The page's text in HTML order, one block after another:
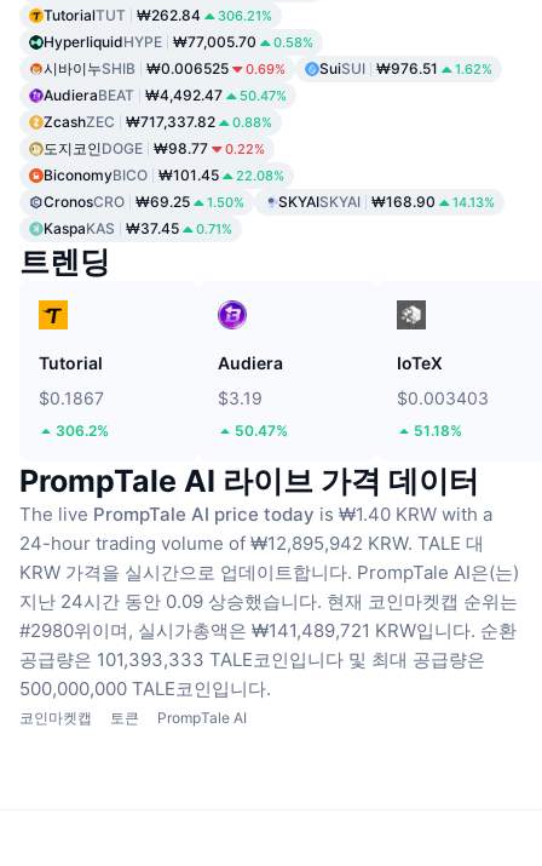
TutorialTUT ₩262.84 306.21%
HyperliquidHYPE ₩77,005.70 0.58%
시바이누SHIB ₩0.006525 0.69% SuiSUI ₩976.51 1.62%
AudieraBEAT ₩4,492.47 50.47%
ZcashZEC ₩717,337.82 0.88%
도지코인DOGE ₩98.77 0.22%
BiconomyBICO ₩101.45 22.08%
CronosCRO ₩69.25 1.50% SKYAISKYAI ₩168.90 14.13%
KaspaKAS ₩37.45 0.71%
트렌딩
Tutorial
$0.1867
306.2%
Audiera
$3.19
50.47%
IoTeX
$0.003403
51.18%
PrompTale AI 라이브 가격 데이터
The live PrompTale AI price today is ₩1.40 KRW with a
24-hour trading volume of ₩12,895,942 KRW. TALE 대
KRW 가격을 실시간으로 업데이트합니다. PrompTale AI은(는)
지난 24시간 동안 0.09 상승했습니다. 현재 코인마켓캡 순위는
#2980위이며, 실시가총액은 ₩141,489,721 KRW입니다. 순환
공급량은 101,393,333 TALE코인입니다 및 최대 공급량은
500,000,000 TALE코인입니다.
코인마켓캡 토큰 PrompTale AI